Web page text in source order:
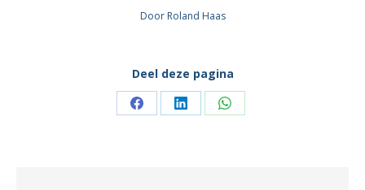
Door Roland Haas
Deel deze pagina
Deel
Deel
Deel